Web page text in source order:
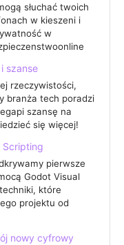
słuchać twoich
w kieszeni i
w
szanse
rzeczywistości,
branża tech poradzi
szansę na
się więcej!
Scripting
pierwsze
Godot Visual
które
projektu od
nowy cyfrowy